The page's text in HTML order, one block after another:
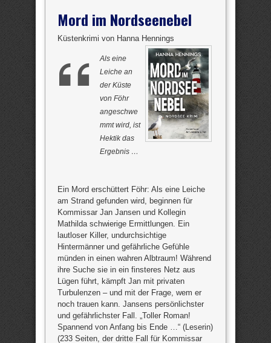
Mord im Nordseenebel
Küstenkrimi von Hanna Hennings
Als eine
Leiche an
der Küste
von Föhr
angeschwe
mmt wird, ist
Hektik das
Ergebnis …
Ein Mord erschüttert Föhr: Als eine Leiche
am Strand gefunden wird, beginnen für
Kommissar Jan Jansen und Kollegin
Mathilda schwierige Ermittlungen. Ein
lautloser Killer, undurchsichtige
Hintermänner und gefährliche Gefühle
münden in einen wahren Albtraum! Während
ihre Suche sie in ein finsteres Netz aus
Lügen führt, kämpft Jan mit privaten
Turbulenzen – und mit der Frage, wem er
noch trauen kann. Jansens persönlichster
und gefährlichster Fall. „Toller Roman!
Spannend von Anfang bis Ende …“ (Leserin)
(233 Seiten, der dritte Fall für Kommissar